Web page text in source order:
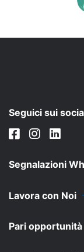
Seguici sui
Segnalazioni
Lavora con Noi
Pari opportunità